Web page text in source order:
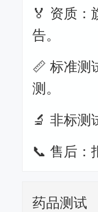
🏅 资质：
告。
📏 标准测
测。
🔬 非标测
📞 售后：
药品测试